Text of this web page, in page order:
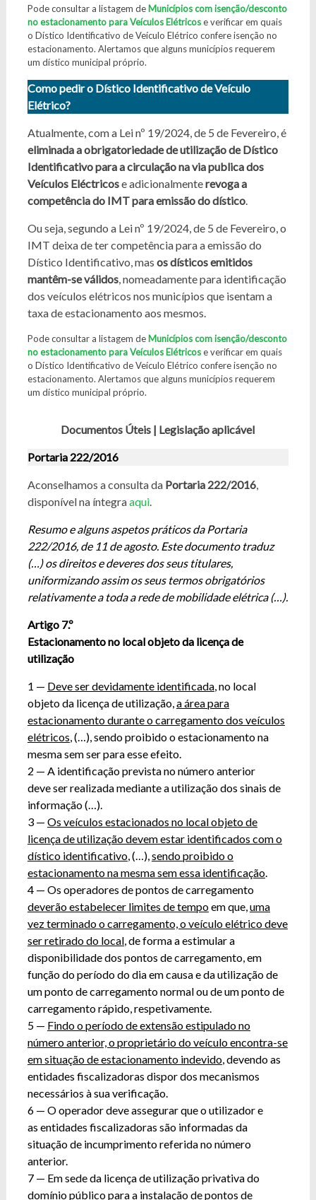
Pode consultar a listagem de Municípios com isenção/desconto
no estacionamento para Veículos Elétricose verificar em quais
o Dístico Identificativo de Veículo Elétrico confere isenção no
estacionamento. Alertamos que alguns municípios requerem
um dístico municipal próprio.
Como pedir o Dístico Identificativo de Veículo
Elétrico?
Atualmente, com a Lei nº 19/2024, de 5 de Fevereiro, é
eliminada a obrigatoriedade de utilização de Dístico
Identificativo para a circulação na via publica dos
Veículos Eléctricose adicionalmenterevoga a
competência do IMT para emissão do dístico.
Ou seja, segundo a Lei nº 19/2024, de 5 de Fevereiro, o
IMT deixa de ter competência para a emissão do
Dístico Identificativo, mas os dísticos emitidos
mantêm-se válidos, nomeadamente para identificação
dos veículos elétricos nos municípios que isentam a
taxa de estacionamento aos mesmos.
Pode consultar a listagem de Municípios com isenção/desconto
no estacionamento para Veículos Elétricose verificar em quais
o Dístico Identificativo de Veículo Elétrico confere isenção no
estacionamento. Alertamos que alguns municípios requerem
um dístico municipal próprio.
Documentos Úteis | Legislação aplicável
Portaria 222/2016
Aconselhamos a consulta da Portaria 222/2016,
disponível na íntegraaqui.
Resumo e alguns aspetos práticos da Portaria
222/2016, de 11 de agosto. Este documento traduz
(…) os direitos e deveres dos seus titulares,
uniformizando assim os seus termos obrigatórios
relativamente a toda a rede de mobilidade elétrica (…).
Artigo 7.º
Estacionamento no local objeto da licença de
utilização
1 — Deve ser devidamente identificada, no local
objeto da licença de utilização,a área para
estacionamento durante o carregamento dos veículos
elétricos, (…), sendo proibido o estacionamento na
mesma sem ser para esse efeito.
2 — A identificação prevista no número anterior
deve ser realizada mediante a utilização dos sinais de
informação (…).
3 — Os veículos estacionados no local objeto de
licença de utilização devem estar identificados com o
dístico identificativo, (…),sendo proibido o
estacionamento na mesma sem essa identificação.
4 — Os operadores de pontos de carregamento
deverão estabelecer limites de tempoem que,uma
vez terminado o carregamento, o veículo elétrico deve
ser retirado do local, de forma a estimular a
disponibilidade dos pontos de carregamento, em
função do período do dia em causa e da utilização de
um ponto de carregamento normal ou de um ponto de
carregamento rápido, respetivamente.
5 — Findo o período de extensão estipulado no
número anterior, o proprietário do veículo encontra-se
em situação de estacionamento indevido, devendo as
entidades fiscalizadoras dispor dos mecanismos
necessários à sua verificação.
6 — O operador deve assegurar que o utilizador e
as entidades fiscalizadoras são informadas da
situação de incumprimento referida no número
anterior.
7 — Em sede da licença de utilização privativa do
domínio público para a instalação de pontos de